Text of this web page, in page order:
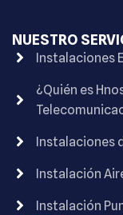
NUESTRO
Instalaciones
¿Quién es
Instalaciones
Instalación
Instalación